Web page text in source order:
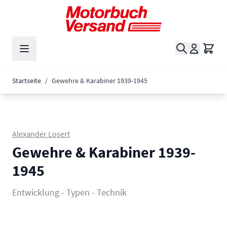
Zum Inhalt springen
Suche
Startseite / Gewehre & Karabiner 1939-1945
Alexander Losert
Gewehre & Karabiner 1939-
1945
Entwicklung - Typen - Technik